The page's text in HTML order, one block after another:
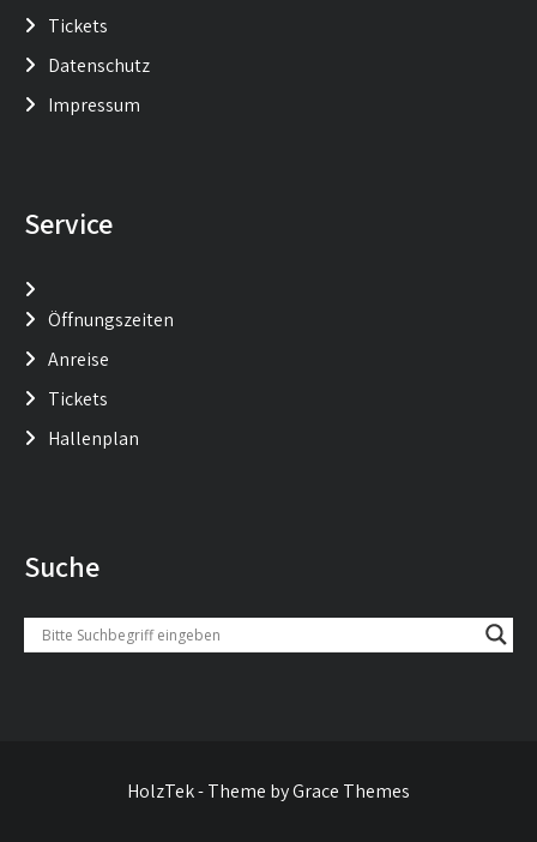
Tickets
Datenschutz
Impressum
Service
Öffnungszeiten
Anreise
Tickets
Hallenplan
Suche
HolzTek - Theme by Grace Themes